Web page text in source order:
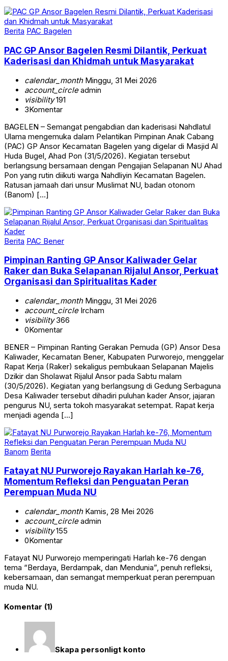
Berita PAC Bagelen
PAC GP Ansor Bagelen Resmi Dilantik, Perkuat
Kaderisasi dan Khidmah untuk Masyarakat
calendar_monthMinggu, 31 Mei 2026
account_circleadmin
visibility191
3Komentar
BAGELEN – Semangat pengabdian dan kaderisasi Nahdlatul
Ulama mengemuka dalam Pelantikan Pimpinan Anak Cabang
(PAC) GP Ansor Kecamatan Bagelen yang digelar di Masjid Al
Huda Bugel, Ahad Pon (31/5/2026). Kegiatan tersebut
berlangsung bersamaan dengan Pengajian Selapanan NU Ahad
Pon yang rutin diikuti warga Nahdliyin Kecamatan Bagelen.
Ratusan jamaah dari unsur Muslimat NU, badan otonom
(Banom) […]
Berita PAC Bener
Pimpinan Ranting GP Ansor Kaliwader Gelar
Raker dan Buka Selapanan Rijalul Ansor, Perkuat
Organisasi dan Spiritualitas Kader
calendar_monthMinggu, 31 Mei 2026
account_circleIrcham
visibility366
0Komentar
BENER – Pimpinan Ranting Gerakan Pemuda (GP) Ansor Desa
Kaliwader, Kecamatan Bener, Kabupaten Purworejo, menggelar
Rapat Kerja (Raker) sekaligus pembukaan Selapanan Majelis
Dzikir dan Sholawat Rijalul Ansor pada Sabtu malam
(30/5/2026). Kegiatan yang berlangsung di Gedung Serbaguna
Desa Kaliwader tersebut dihadiri puluhan kader Ansor, jajaran
pengurus NU, serta tokoh masyarakat setempat. Rapat kerja
menjadi agenda […]
Banom Berita
Fatayat NU Purworejo Rayakan Harlah ke-76,
Momentum Refleksi dan Penguatan Peran
Perempuan Muda NU
calendar_monthKamis, 28 Mei 2026
account_circleadmin
visibility155
0Komentar
Fatayat NU Purworejo memperingati Harlah ke-76 dengan
tema “Berdaya, Berdampak, dan Mendunia”, penuh refleksi,
kebersamaan, dan semangat memperkuat peran perempuan
muda NU.
Komentar (1)
Skapa personligt konto